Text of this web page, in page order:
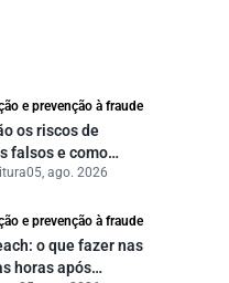
e prevenção à fraude
os riscos de
falsos e como
seu negócio?
05, ago. 2026
e prevenção à fraude
o que fazer nas
horas após